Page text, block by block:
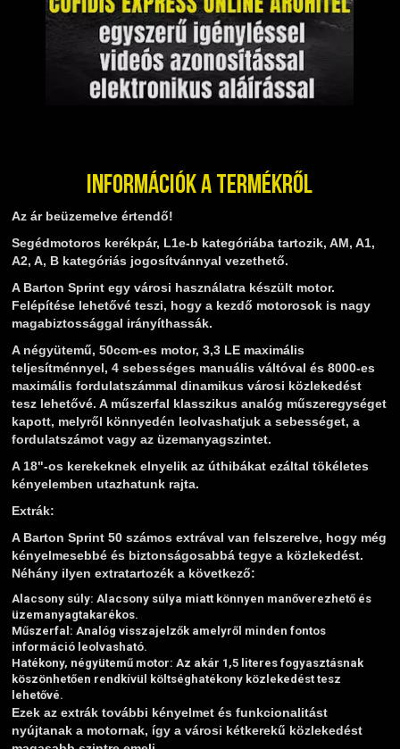
Információk a termékről
Az ár beüzemelve értendő!
Segédmotoros kerékpár, L1e-b kategóriába tartozik, AM, A1,
A2, A, B kategóriás jogosítvánnyal vezethető.
A Barton Sprint egy városi használatra készült motor.
Felépítése lehetővé teszi, hogy a kezdő motorosok is nagy
magabiztossággal irányíthassák.
A négyütemű, 50ccm-es motor, 3,3 LE maximális
teljesítménnyel, 4 sebességes manuális váltóval és 8000-es
maximális fordulatszámmal dinamikus városi közlekedést
tesz lehetővé. A műszerfal klasszikus analóg műszeregységet
kapott, melyről könnyedén leolvashatjuk a sebességet, a
fordulatszámot vagy az üzemanyagszintet.
A 18"-os kerekeknek elnyelik az úthibákat ezáltal tökéletes
kényelemben utazhatunk rajta.
Extrák:
A Barton Sprint 50 számos extrával van felszerelve, hogy még
kényelmesebbé és biztonságosabbá tegye a közlekedést.
Néhány ilyen extratartozék a következő:
Alacsony súly: Alacsony súlya miatt könnyen manőverezhető és
üzemanyagtakarékos.
Műszerfal: Analóg visszajelzők amelyről minden fontos
információ leolvasható.
Hatékony, négyütemű motor: Az akár 1,5 literes fogyasztásnak
köszönhetően rendkívül költséghatékony közlekedést tesz
lehetővé.
Ezek az extrák további kényelmet és funkcionalitást
nyújtanak a motornak, így a városi kétkerekű közlekedést